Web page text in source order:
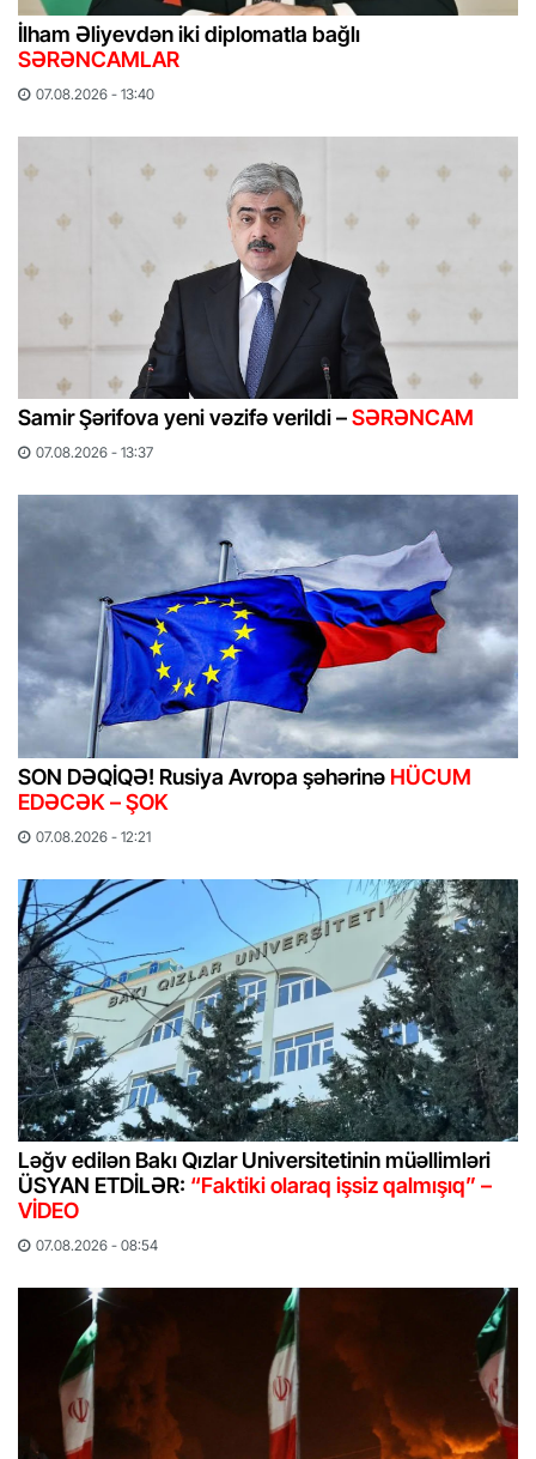
İlham Əliyevdən iki diplomatla bağlı
SƏRƏNCAMLAR
07.08.2026 - 13:40
Samir Şərifova yeni vəzifə verildi –SƏRƏNCAM
07.08.2026 - 13:37
SON DƏQİQƏ! Rusiya Avropa şəhərinə HÜCUM
EDƏCƏK – ŞOK
07.08.2026 - 12:21
Ləğv edilən Bakı Qızlar Universitetinin müəllimləri
ÜSYAN ETDİLƏR: “Faktiki olaraq işsiz qalmışıq” –
VİDEO
07.08.2026 - 08:54